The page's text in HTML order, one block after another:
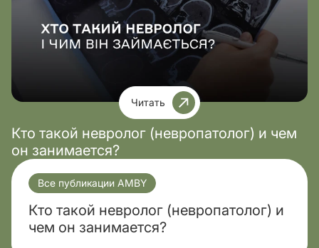
Читать
Кто такой невролог (невропатолог) и чем
он занимается?
Все публикации AMBY
Кто такой невролог (невропатолог) и
чем он занимается?